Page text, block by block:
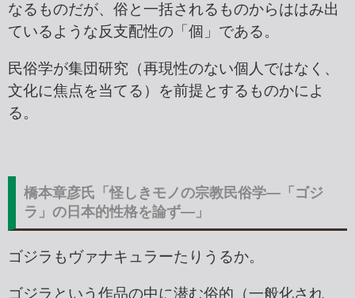
なるものだが、俗と一括されるものからははみ出
ているような反支配性の「個」である。
民俗学が集団研究（再現性のない個人ではなく、
文化に焦点を当てる）を前提とするものかによ
る。
橋本章彦氏「怪しきモノの宗教民俗学―「ゴジ
ラ」の日本的性格を論ず―」
ゴジラもヴァナキュラーたりうるか。
ゴジラという作品の中に潜む俗的（一般化され